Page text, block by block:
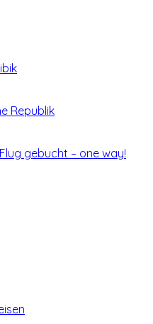
Republik
gebucht – one way!